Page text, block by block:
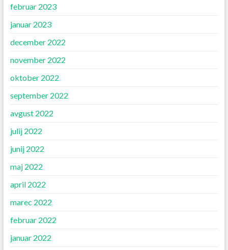
februar 2023
januar 2023
december 2022
november 2022
oktober 2022
september 2022
avgust 2022
julij 2022
junij 2022
maj 2022
april 2022
marec 2022
februar 2022
januar 2022